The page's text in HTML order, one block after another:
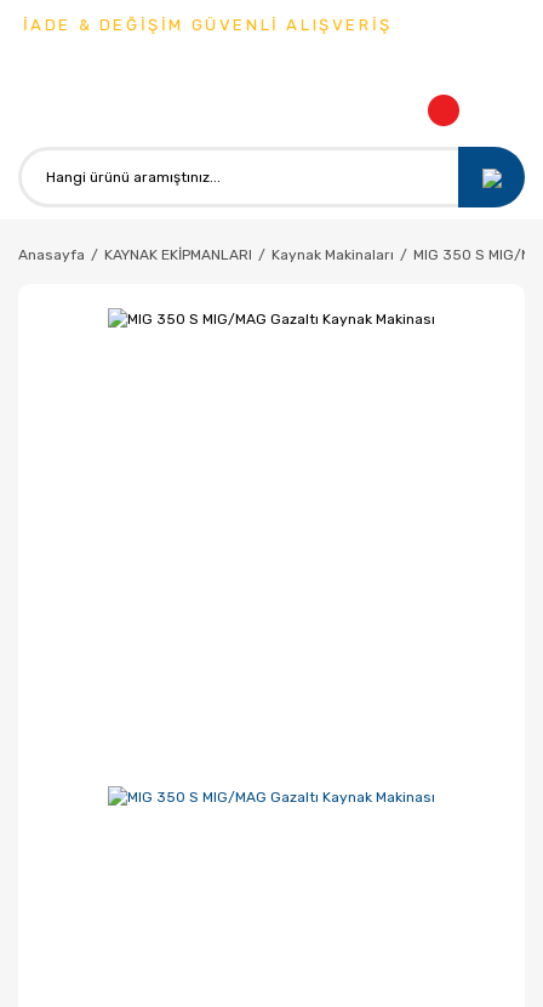
İADE & DEĞİŞİM GÜVENLİ ALIŞVERİŞ
Anasayfa KAYNAK EKİPMANLARI Kaynak Makinaları MIG 350 S MIG/